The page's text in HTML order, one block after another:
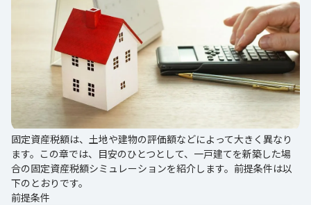
固定資産税額は、土地や建物の評価額などによって大きく異なり
ます。この章では、目安のひとつとして、一戸建てを新築した場
合の固定資産税額シミュレーションを紹介します。前提条件は以
下のとおりです。
前提条件